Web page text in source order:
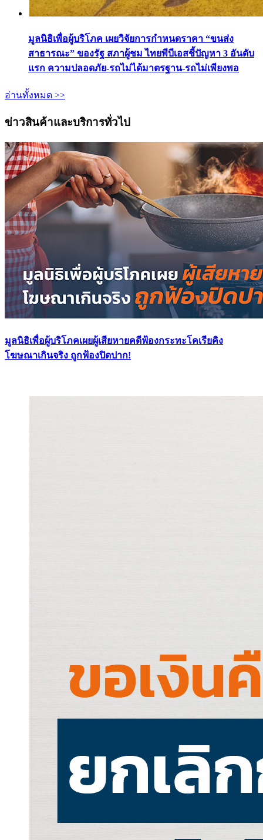
มูลนิธิเพื่อผู้บริโภค เผยวิจัยการกำหนดราคา “ขนส่ง
สาธารณะ” ของรัฐ สภาผู้ชม ไทยพีบีเอสชี้ปัญหา 3 อันดับ
แรก ความปลอดภัย-รถไม่ได้มาตรฐาน-รถไม่เพียงพอ
อ่านทั้งหมด >>
ข่าวสินค้าและบริการทั่วไป
มูลนิธิเพื่อผู้บริโภคเผยผู้เสียหายคดีฟ้องกระทะโคเรียคิง
โฆษณาเกินจริง ถูกฟ้องปิดปาก!